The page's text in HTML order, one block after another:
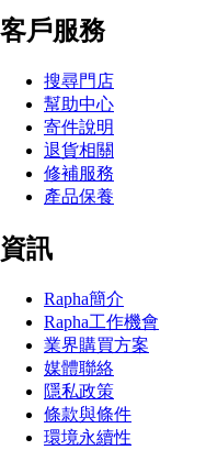
客戶服務
搜尋門店
幫助中心
寄件說明
退貨相關
修補服務
產品保養
資訊
Rapha簡介
Rapha工作機會
業界購買方案
媒體聯絡
隱私政策
條款與條件
環境永續性